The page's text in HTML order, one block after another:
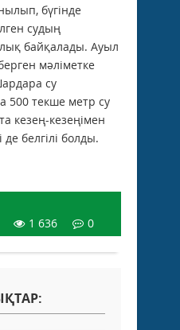
бүгінде
судың
байқалады. Ауыл
мәліметке
су
500 текше метр су
кезең-кезеңімен
де белгілі болды.
1 636 0